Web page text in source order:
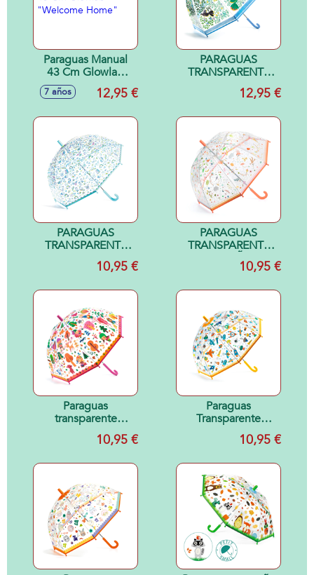
Paraguas Manual
43 Cm Glowlab
"Welcome Home"
7 años 12,95 €
PARAGUAS
TRANSPARENTE
PAJAROS G12,95 €
PARAGUAS
TRANSPARENTE
UNICORNIOS
10,95 €
PARAGUAS
TRANSPARENTE
PEQUEÑAS10,95 €
Paraguas
transparente
Bosque10,95 €
Paraguas
Transparente
Espacio10,95 €